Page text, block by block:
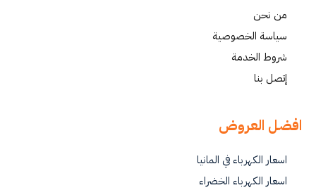
من نحن
سياسة الخصوصية
شروط الخدمة
إتصل بنا
افضل العروض
اسعار الكهرباء في المانيا
اسعار الكهرباء الخضراء